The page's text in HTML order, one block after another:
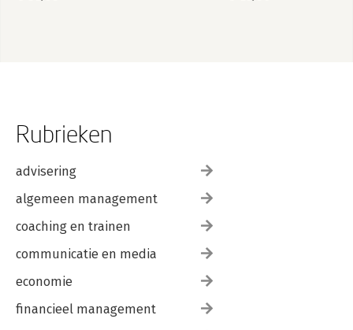
Rubrieken
advisering
algemeen management
coaching en trainen
communicatie en media
economie
financieel management